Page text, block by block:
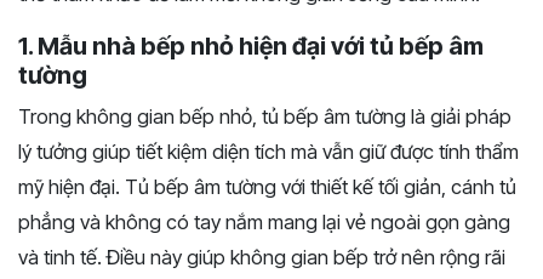
1. Mẫu nhà bếp nhỏ hiện đại với tủ bếp âm
tường
Trong không gian bếp nhỏ, tủ bếp âm tường là giải pháp
lý tưởng giúp tiết kiệm diện tích mà vẫn giữ được tính thẩm
mỹ hiện đại. Tủ bếp âm tường với thiết kế tối giản, cánh tủ
phẳng và không có tay nắm mang lại vẻ ngoài gọn gàng
và tinh tế. Điều này giúp không gian bếp trở nên rộng rãi